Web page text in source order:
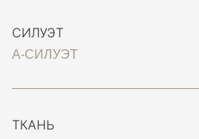
СИЛУЭТ
А-СИЛУЭТ
ТКАНЬ